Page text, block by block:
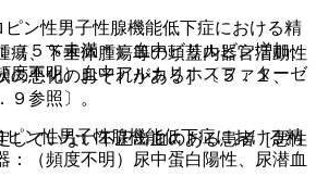
、下垂体腫瘍等の頭蓋内器官活動性
の悪化のおそれがある］〔５．１、
９参照〕。
ていない不正出血のある患者［悪性
ン性男子性腺機能低下症における精
（５％未満＊）血中ビリルビン増加、
度不明）血中アルカリホスファターゼ
ン性男子性腺機能低下症における精
：（頻度不明）尿中蛋白陽性、尿潜血